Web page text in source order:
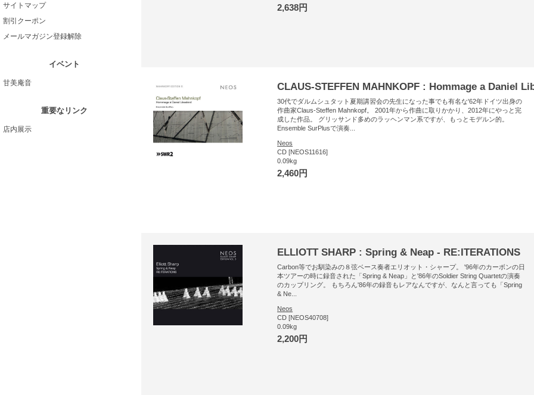
サイトマップ
割引クーポン
メールマガジン登録解除
イベント
甘美庵音
重要なリンク
店内展示
2,638円
CLAUS-STEFFEN MAHNKOPF : Hommage a Daniel
30代でダルムシュタット夏期講習会の先生になった事でも有名な'62年ドイツ出身の
作曲家Claus-Steffen Mahnkopf。 2001年から作曲に取りかかり、2012年にやっと完
成した作品。 グリッサンド多めのラッヘンマン系ですが、もっとモデルン的。
Ensemble SurPlusで演奏...
Neos
CD [NEOS11616]
0.09kg
2,460円
ELLIOTT SHARP : Spring & Neap - RE:ITERATIONS
Carbon等でお馴染みの８弦ベース奏者エリオット・シャープ。 '96年のカーボンの日
本ツアーの時に録音された「Spring & Neap」と'86年のSoldier String Quartetの演奏
のカップリング。 もちろん'86年の録音もレアなんですが、なんと言っても「Spring
& Ne...
Neos
CD [NEOS40708]
0.09kg
2,200円